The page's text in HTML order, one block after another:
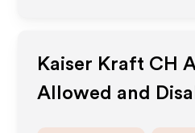
Kaiser Kraft CH
Allowed and